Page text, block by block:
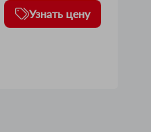
Узнать цену